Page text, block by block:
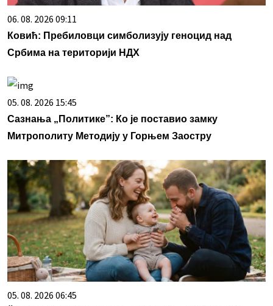
06. 08. 2026 09:11
Ковић: Пребиловци симболизују геноцид над
Србима на територији НДХ
05. 08. 2026 15:45
Сазнања „Политике”: Ко је поставио замку
Митрополиту Методију у Горњем Заостру
05. 08. 2026 06:45